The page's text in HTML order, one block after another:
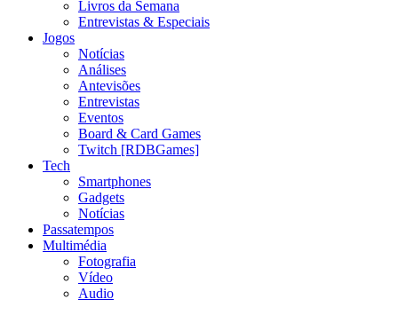
Livros da Semana
Entrevistas & Especiais
Jogos
Notícias
Análises
Antevisões
Entrevistas
Eventos
Board & Card Games
Twitch [RDBGames]
Tech
Smartphones
Gadgets
Notícias
Passatempos
Multimédia
Fotografia
Vídeo
Audio